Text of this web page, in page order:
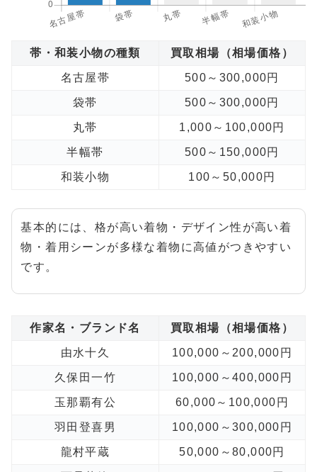
帯・和装小物の種類 買取相場（相場価格）
名古屋帯 500～300,000円
袋帯 500～300,000円
丸帯 1,000～100,000円
半幅帯 500～150,000円
和装小物 100～50,000円
基本的には、格が高い着物・デザイン性が高い着
物・着用シーンが多様な着物に高値がつきやすい
です。
作家名・ブランド名 買取相場（相場価格）
由水十久 100,000～200,000円
久保田一竹 100,000～400,000円
玉那覇有公 60,000～100,000円
羽田登喜男 100,000～300,000円
龍村平蔵 50,000～80,000円